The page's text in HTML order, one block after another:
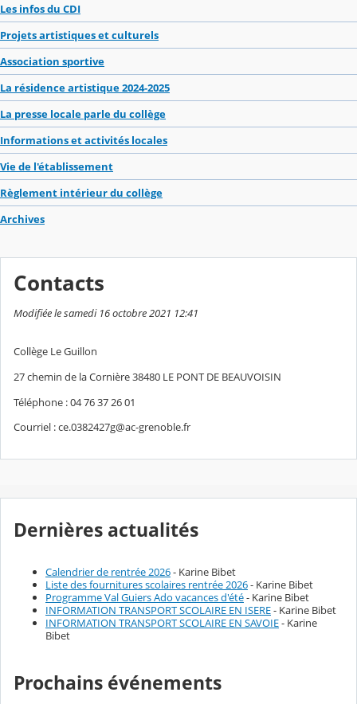
Les infos du CDI
Projets artistiques et culturels
Association sportive
La résidence artistique 2024-2025
La presse locale parle du collège
Informations et activités locales
Vie de l'établissement
Règlement intérieur du collège
Archives
Contacts
Modifiée le samedi 16 octobre 2021 12:41
Collège Le Guillon
27 chemin de la Cornière 38480 LE PONT DE BEAUVOISIN
Téléphone : 04 76 37 26 01
Courriel : ce.0382427g@ac-grenoble.fr
Dernières actualités
Calendrier de rentrée 2026- Karine Bibet
Liste des fournitures scolaires rentrée 2026- Karine Bibet
Programme Val Guiers Ado vacances d'été- Karine Bibet
INFORMATION TRANSPORT SCOLAIRE EN ISERE- Karine Bibet
INFORMATION TRANSPORT SCOLAIRE EN SAVOIE- Karine
Bibet
Prochains événements